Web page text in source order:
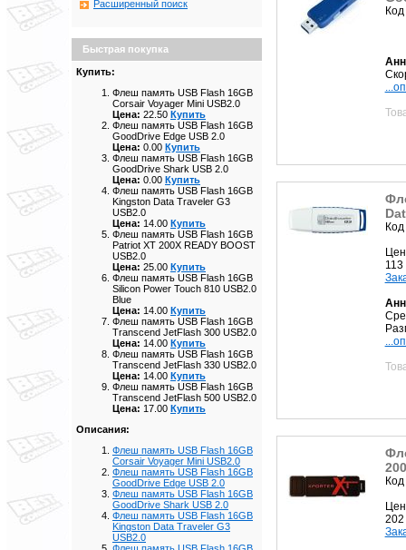
Расширенный поиск
Быстрая покупка
Купить:
Флеш память USB Flash 16GB
Corsair Voyager Mini USB2.0
Цена: 22.50 Купить
Флеш память USB Flash 16GB
GoodDrive Edge USB 2.0
Цена: 0.00 Купить
Флеш память USB Flash 16GB
GoodDrive Shark USB 2.0
Цена: 0.00 Купить
Флеш память USB Flash 16GB
Kingston Data Traveler G3
USB2.0
Цена: 14.00 Купить
Флеш память USB Flash 16GB
Patriot XT 200X READY BOOST
USB2.0
Цена: 25.00 Купить
Флеш память USB Flash 16GB
Silicon Power Touch 810 USB2.0
Blue
Цена: 14.00 Купить
Флеш память USB Flash 16GB
Transcend JetFlash 300 USB2.0
Цена: 14.00 Купить
Флеш память USB Flash 16GB
Transcend JetFlash 330 USB2.0
Цена: 14.00 Купить
Флеш память USB Flash 16GB
Transcend JetFlash 500 USB2.0
Цена: 17.00 Купить
Описания:
Флеш память USB Flash 16GB
Corsair Voyager Mini USB2.0
Флеш память USB Flash 16GB
GoodDrive Edge USB 2.0
Флеш память USB Flash 16GB
GoodDrive Shark USB 2.0
Флеш память USB Flash 16GB
Kingston Data Traveler G3
USB2.0